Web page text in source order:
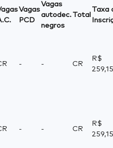
Vagas
PCD
Vagas
autodec.
negros
Total
Taxa
- - CR
R$
259,15
- - CR
R$
259,15